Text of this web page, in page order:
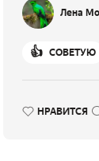
Лена
👍 СОВЕТУЮ
НРАВИТСЯ